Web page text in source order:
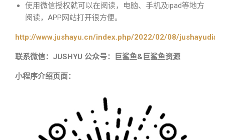
使用微信授权就可以在阅读，电脑、手机及ipad等地方
阅读，APP网站打开很方便。
http://www.jushayu.cn/index.php/2022/02/08/
联系微信：JUSHYU 公众号：巨鲨鱼&巨鲨鱼资源
小程序介绍页面：